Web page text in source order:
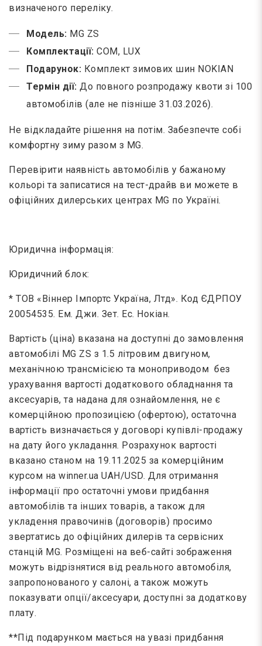
визначеного переліку.
Модель: MG ZS
Комплектації: COM, LUX
Подарунок: Комплект зимових шин NOKIAN
Термін дії: До повного розпродажу квоти зі 100
автомобілів (але не пізніше 31.03.2026).
Не відкладайте рішення на потім. Забезпечте собі
комфортну зиму разом з MG.
Перевірити наявність автомобілів у бажаному
кольорі та записатися на тест-драйв ви можете в
офіційних дилерських центрах MG по Україні.
Юридична інформація:
Юридичний блок:
* ТОВ «Віннер Імпортс Україна, Лтд». Код ЄДРПОУ
20054535. Ем. Джи. Зет. Ес. Нокіан.
Вартість (ціна) вказана на доступні до замовлення
автомобілі MG ZS з 1.5 літровим двигуном,
механічною трансмісією та моноприводом без
урахування вартості додаткового обладнання та
аксесуарів, та надана для ознайомлення, не є
комерційною пропозицією (офертою), остаточна
вартість визначається у договорі купівлі-продажу
на дату його укладання. Розрахунок вартості
вказано станом на 19.11.2025​ за комерційним
курсом на winner.ua UAH/USD. Для отримання
інформації про остаточні умови придбання
автомобілів та інших товарів, а також для
укладення правочинів (договорів) просимо
звертатись до офіційних дилерів та сервісних
станцій MG. Розміщені на веб-сайті зображення
можуть відрізнятися від реального автомобіля,
запропонованого у салоні, а також можуть
показувати опції/аксесуари, доступні за додаткову
плату.
**Під подарунком мається на увазі придбання